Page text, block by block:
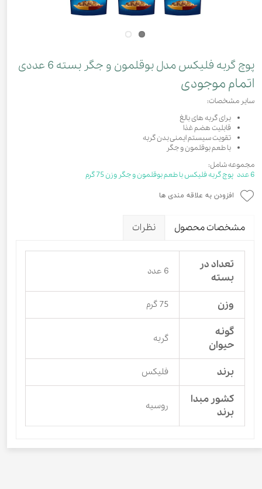
پوچ گربه فلیکس مدل بوقلمون و جگر بسته 6 عددی
اتمام موجودی
سایر مشخصات:
برای گربه های بالغ
قابلیت هضم غذا
تقویت سیستم ایمنی بدن گربه
با طعم بوقلمون و جگر
مجموعه شامل:
6 عدد پوچ گربه فلیکس با طعم بوقلمون و جگر وزن 75 گرم
افزودن به علاقه مندی ها
مشخصات محصول نظرات
تعداد در
بسته
6 عدد
وزن 75 گرم
گونه
حیوان
گربه
برند فلیکس
کشور مبدا
برند
روسیه